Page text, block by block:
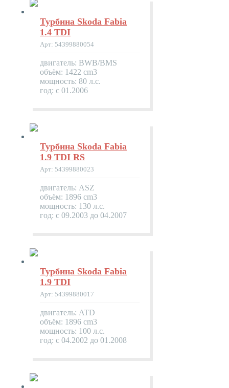
Турбина Skoda Fabia
1.4 TDI
Арт: 54399880054
двигатель: BWB/BMS
объём: 1422 cm3
мощность: 80 л.с.
год: с 01.2006
Турбина Skoda Fabia
1.9 TDI RS
Арт: 54399880023
двигатель: ASZ
объём: 1896 cm3
мощность: 130 л.с.
год: с 09.2003 до 04.2007
Турбина Skoda Fabia
1.9 TDI
Арт: 54399880017
двигатель: ATD
объём: 1896 cm3
мощность: 100 л.с.
год: с 04.2002 до 01.2008